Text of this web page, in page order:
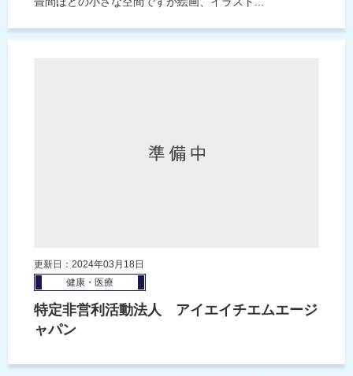
更新日：2024年03月18日
健康・医療
特定非営利活動法人 アイエイチエムエージ
ャパン